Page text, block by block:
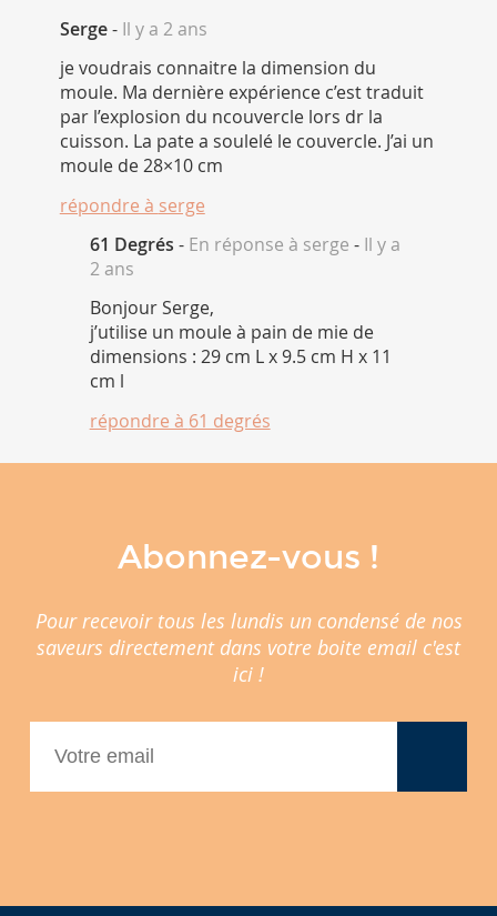
Serge- Il y a 2 ans
je voudrais connaitre la dimension du
moule. Ma dernière expérience c’est traduit
par l’explosion du ncouvercle lors dr la
cuisson. La pate a soulelé le couvercle. J’ai un
moule de 28×10 cm
répondre à serge
61 Degrés - En réponse à serge - Il y a
2 ans
Bonjour Serge,
j’utilise un moule à pain de mie de
dimensions : 29 cm L x 9.5 cm H x 11
cm l
répondre à 61 degrés
Abonnez-vous !
Pour recevoir tous les lundis un condensé de nos
saveurs directement dans votre boite email c'est
ici !